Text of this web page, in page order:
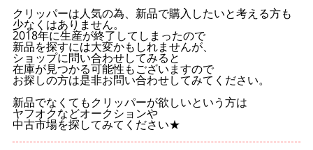
クリッパーは人気の為、新品で購入したいと考える方も
少なくはありません。
2018年に生産が終了してしまったので
新品を探すには大変かもしれませんが、
ショップに問い合わせしてみると
在庫が見つかる可能性もございますので
お探しの方は是非お問い合わせしてみてください。
新品でなくてもクリッパーが欲しいという方は
ヤフオクなどオークションや
中古市場を探してみてください★